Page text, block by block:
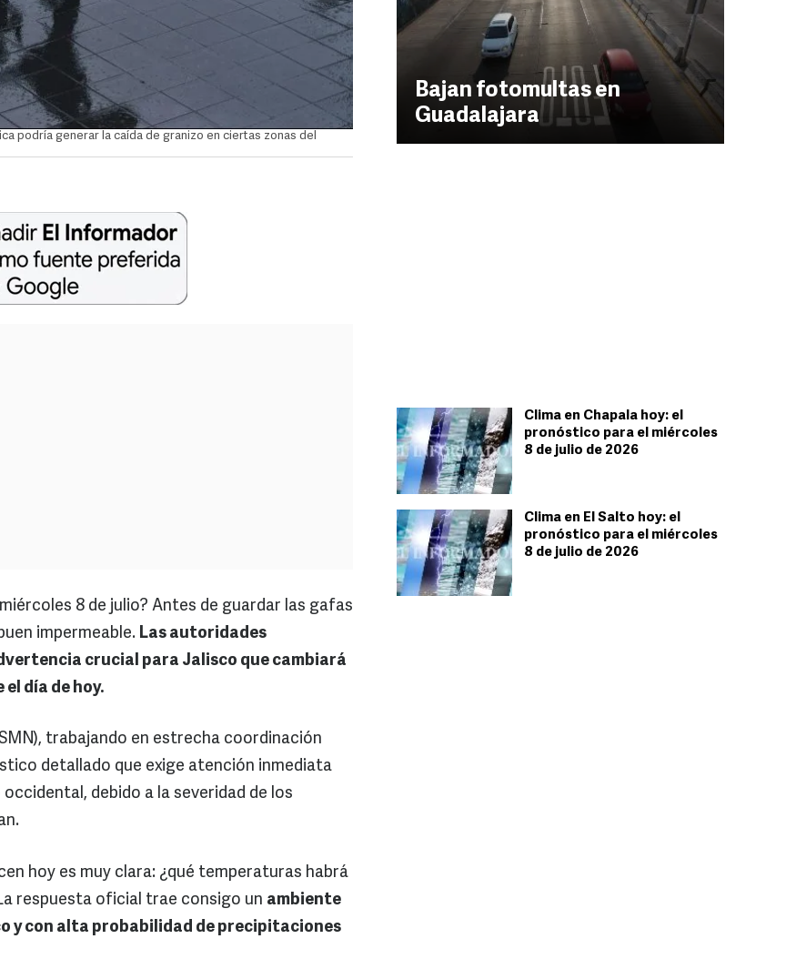
Bajan fotomultas en
Guadalajara
Clima en Chapala hoy: el
pronóstico para el miércoles
8 de julio de 2026
Clima en El Salto hoy: el
pronóstico para el miércoles
8 de julio de 2026
podría generar la caída de granizo en ciertas zonas del
8 de julio? Antes de guardar las gafas
impermeable. Las autoridades
crucial para Jalisco que cambiará
día de hoy.
trabajando en estrecha coordinación
detallado que exige atención inmediata
debido a la severidad de los
hoy es muy clara: ¿qué temperaturas habrá
respuesta oficial trae consigo un ambiente
y con alta probabilidad de precipitaciones